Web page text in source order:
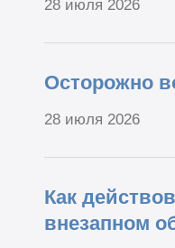
28 июля 2026
Осторожно
28 июля 2026
Как
внезапном